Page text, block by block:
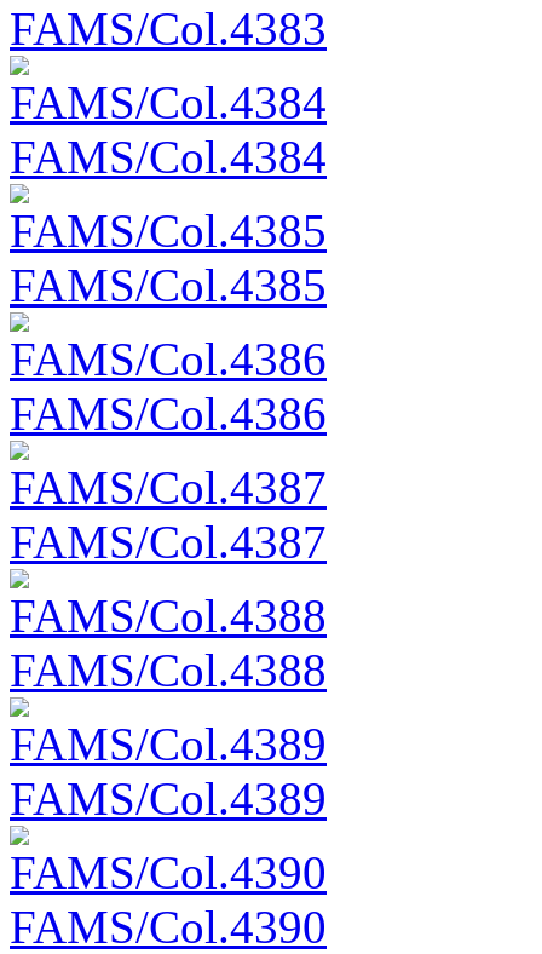
FAMS/Col.4383
FAMS/Col.4384
FAMS/Col.4385
FAMS/Col.4386
FAMS/Col.4387
FAMS/Col.4388
FAMS/Col.4389
FAMS/Col.4390